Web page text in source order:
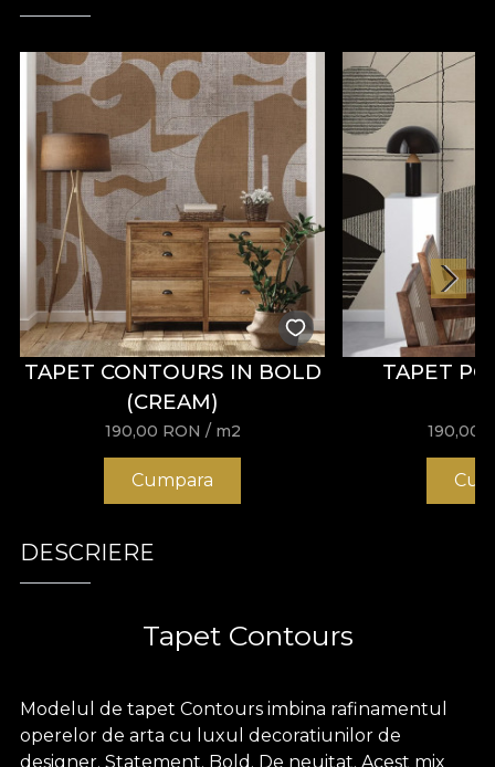
TAPET CONTOURS IN BOLD
(CREAM)
190,00 RON / m2
Cumpara
TAPET
190,00
DESCRIERE
Tapet Contours
Modelul de tapet Contours imbina rafinamentul
operelor de arta cu luxul decoratiunilor de
designer. Statement. Bold. De neuitat. Acest mix